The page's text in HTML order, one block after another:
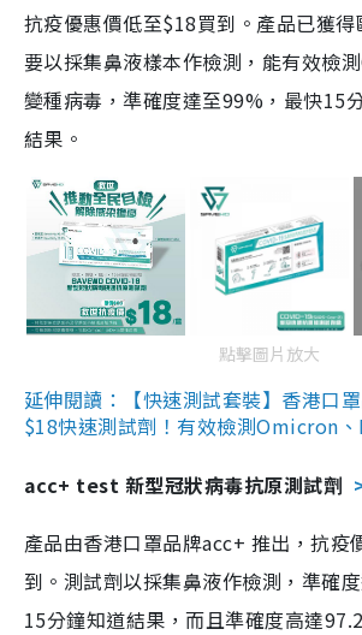
抗疫優惠價低至$18買到。產品已獲得
要以採集鼻液樣本作檢測，能有效檢
變種病毒，準確度達至99%，最快15
結果。
點擊圖片放大
延伸閱讀：【快速測試套裝】香港口
$18快速測試劑！有效檢測Omicron
acc+ test 新型冠狀病毒抗原測試劑
產品由香港口罩品牌acc+ 推出，抗疫
到。測試劑以採集鼻液作檢測，準確
15分鐘知道結果，而且準確度高達